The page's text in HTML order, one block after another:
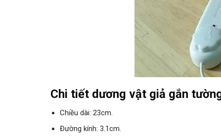
Chi tiết dương vật giả gắn
Chiều dài: 23cm.
Đường kính: 3.1cm.